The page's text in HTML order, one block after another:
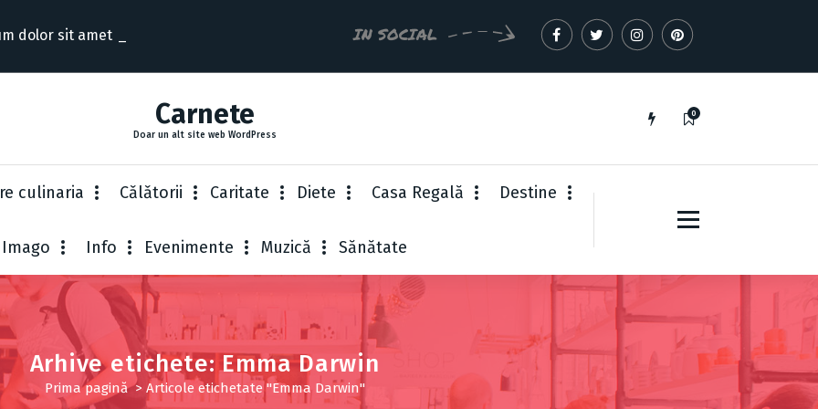
dolor sit amet consectet IN SOCIAL
Carnete
Doar un alt site web WordPress
0
culinaria Cǎlǎtorii Caritate Diete Casa Regală Destine
Imago Info Evenimente Muzică Sănătate
Arhive etichete: Emma Darwin
Prima pagină> Articole etichetate "Emma Darwin"